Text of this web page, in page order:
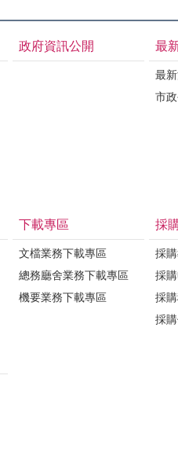
政府資訊公開 最
最
市
下載專區
文檔業務下載專區
總務廳舍業務下載專區
機要業務下載專區
採
採
採
採
採